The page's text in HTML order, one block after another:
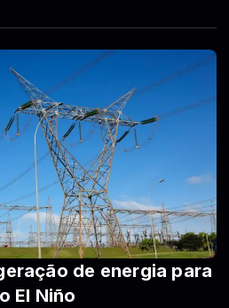
de energia para
El Niño